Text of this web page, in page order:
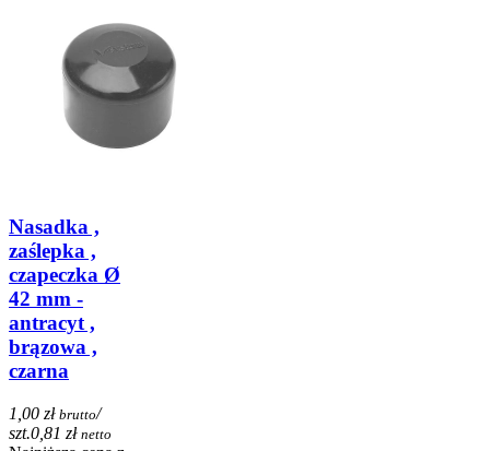
Nasadka ,
zaślepka ,
czapeczka Ø
42 mm -
antracyt ,
brązowa ,
czarna
1,00 zł brutto/
szt.0,81 zł netto